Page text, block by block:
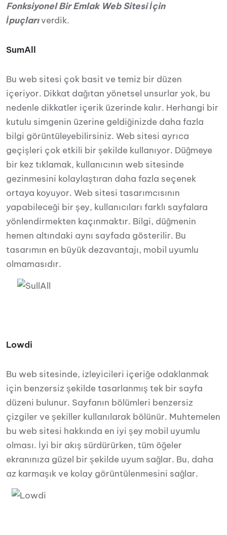
Fonksiyonel Bir Emlak Web Sitesi İçin
İpuçlarıverdik.
SumAll
Bu web sitesi çok basit ve temiz bir düzen
içeriyor. Dikkat dağıtan yönetsel unsurlar yok, bu
nedenle dikkatler içerik üzerinde kalır. Herhangi bir
kutulu simgenin üzerine geldiğinizde daha fazla
bilgi görüntüleyebilirsiniz. Web sitesi ayrıca
geçişleri çok etkili bir şekilde kullanıyor. Düğmeye
bir kez tıklamak, kullanıcının web sitesinde
gezinmesini kolaylaştıran daha fazla seçenek
ortaya koyuyor. Web sitesi tasarımcısının
yapabileceği bir şey, kullanıcıları farklı sayfalara
yönlendirmekten kaçınmaktır. Bilgi, düğmenin
hemen altındaki aynı sayfada gösterilir. Bu
tasarımın en büyük dezavantajı, mobil uyumlu
olmamasıdır.
Lowdi
Bu web sitesinde, izleyicileri içeriğe odaklanmak
için benzersiz şekilde tasarlanmış tek bir sayfa
düzeni bulunur. Sayfanın bölümleri benzersiz
çizgiler ve şekiller kullanılarak bölünür. Muhtemelen
bu web sitesi hakkında en iyi şey mobil uyumlu
olması. İyi bir akış sürdürürken, tüm öğeler
ekranınıza güzel bir şekilde uyum sağlar. Bu, daha
az karmaşık ve kolay görüntülenmesini sağlar.